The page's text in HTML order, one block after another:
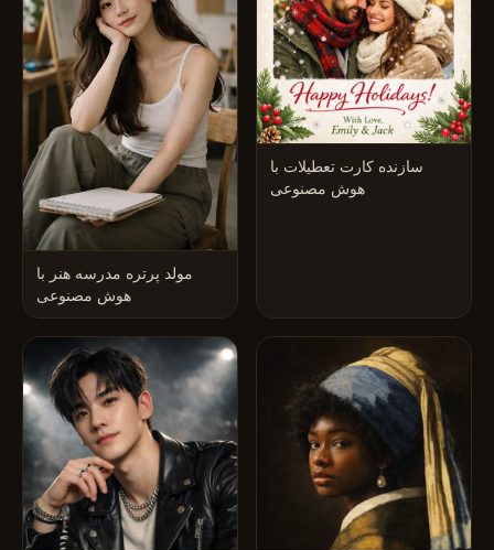
مولد پرتره مدرسه هنر با
هوش مصنوعی
سازنده کارت تعطیلات با
هوش مصنوعی